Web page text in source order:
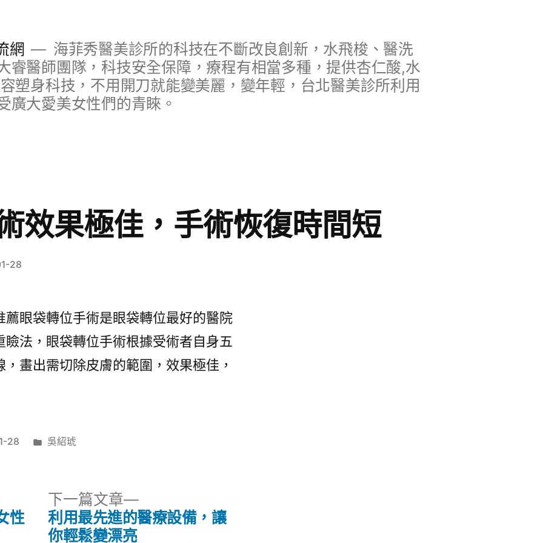
網
海菲秀醫美診所的科技在不斷改良創新，水飛梭、醫洗
睿醫師團隊，科技安全保障，療程有相當多種，提供杏仁酸,水
塑身科技，不用開刀就能變美麗，變年輕，台北醫美診所利用
廣大愛美女性們的青睞。
效果極佳，手術恢復時間短
28
薦眼袋轉位手術是眼袋轉位最好的醫院
法，眼袋轉位手術根據受術者自身五
畫出需切除皮膚的範圍，效果極佳，
28
分
吳紹琥
性
下一篇文章
下
一
利用最先進的醫療設備，讓
你輕鬆變漂亮